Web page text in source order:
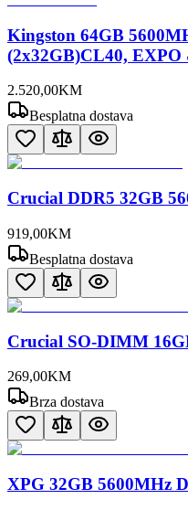
Kingston 64GB
(2x32GB)CL40,
2.520,00KM
Besplatna dostava
Crucial DDR5 32GB
919,00KM
Besplatna dostava
Crucial SO-DIMM
269,00KM
Brza dostava
XPG 32GB 5600MHz